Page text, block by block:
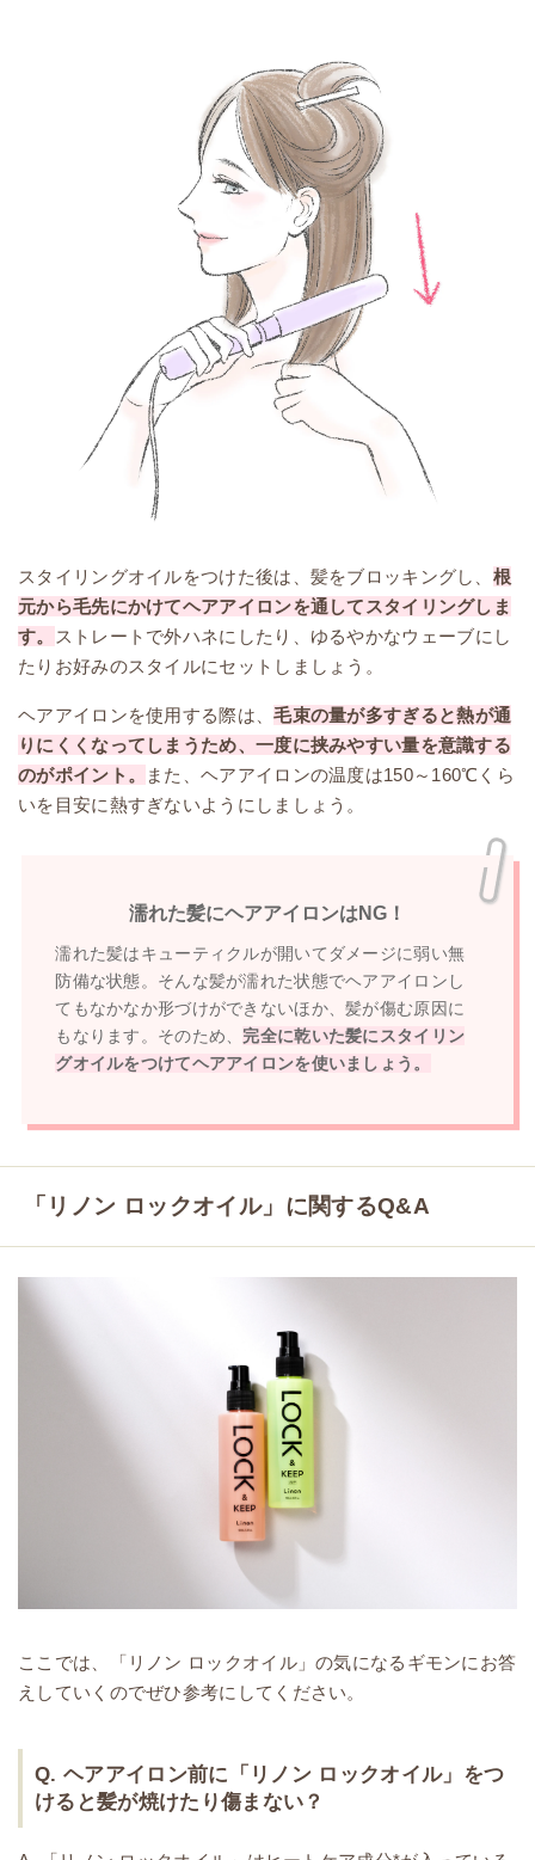
スタイリングオイルをつけた後は、髪をブロッキングし、 根
元から毛先にかけてヘアアイロンを通してスタイリングしま
す。 ストレートで外ハネにしたり、ゆるやかなウェーブにし
たりお好みのスタイルにセットしましょう。
ヘアアイロンを使用する際は、毛束の量が多すぎると熱が通
りにくくなってしまうため、一度に挟みやすい量を意識する
のがポイント。
また、ヘアアイロンの温度は150～160℃くら
いを目安に熱すぎないようにしましょう。
濡れた髪にヘアアイロンはNG！
濡れた髪はキューティクルが開いてダメージに弱い無
防備な状態。そんな髪が濡れた状態でヘアアイロンし
てもなかなか形づけができないほか、髪が傷む原因に
もなります。そのため、 完全に乾いた髪にスタイリン
グオイルをつけてヘアアイロンを使いましょう。
「リノン ロックオイル」に関するQ&A
ここでは、「リノン ロックオイル」の気になるギモンにお答
えしていくのでぜひ参考にしてください。
Q. ヘアアイロン前に「リノン ロックオイル」をつ
けると髪が焼けたり傷まない？